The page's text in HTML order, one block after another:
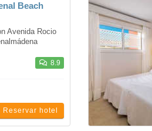
Beach
Avenida Rocio
8.9
Reservar hotel